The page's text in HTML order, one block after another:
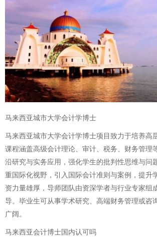
马来西亚城市大学会计学博士
马来西亚城市大学会计学博士项目致力于培养高
课程涵盖高级会计理论、审计、税务、财务管理
沿研究与实务应用，强化学生的批判性思维与问
重国际化视野，引入国际会计准则与案例，提升
资力量雄厚，导师团队由资深学者与行业专家组
导。毕业生可从事学术研究、高端财务管理或咨
广阔。
马来西亚会计博士国内认可吗